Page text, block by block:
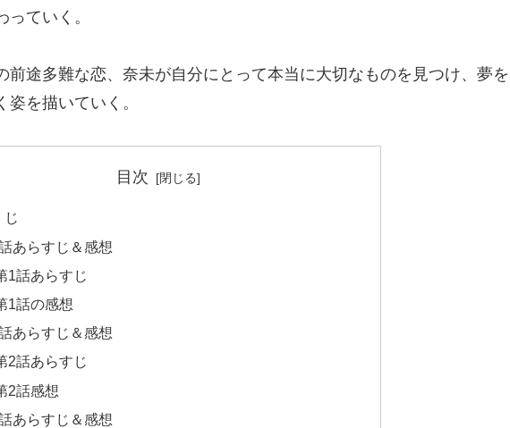
ていく。
前途多難な恋、奈未が自分にとって本当に大切なものを見つけ、夢を
を描いていく。
目次
じ
あらすじ＆感想
1話あらすじ
1話の感想
あらすじ＆感想
2話あらすじ
2話感想
あらすじ＆感想